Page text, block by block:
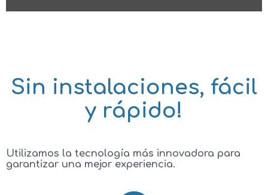
Sin instalaciones, fácil
y rápido!
Utilizamos la tecnología más innovadora para
garantizar una mejor experiencia.